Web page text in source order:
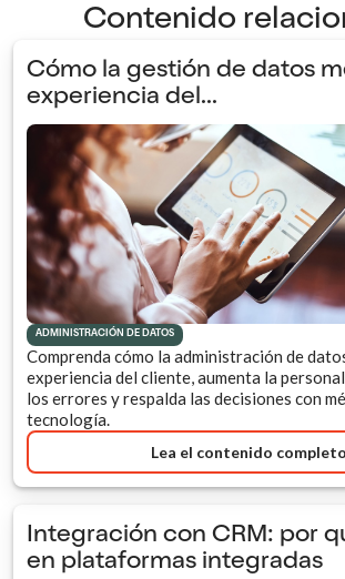
Contenido
Cómo la gestión de datos
experiencia del...
ADMINISTRACIÓN DE DATOS
Comprenda cómo la administración de
experiencia del cliente, aumenta la
los errores y respalda las decisiones con
tecnología.
Lea el contenido completo
Integración con CRM: por
en plataformas integradas